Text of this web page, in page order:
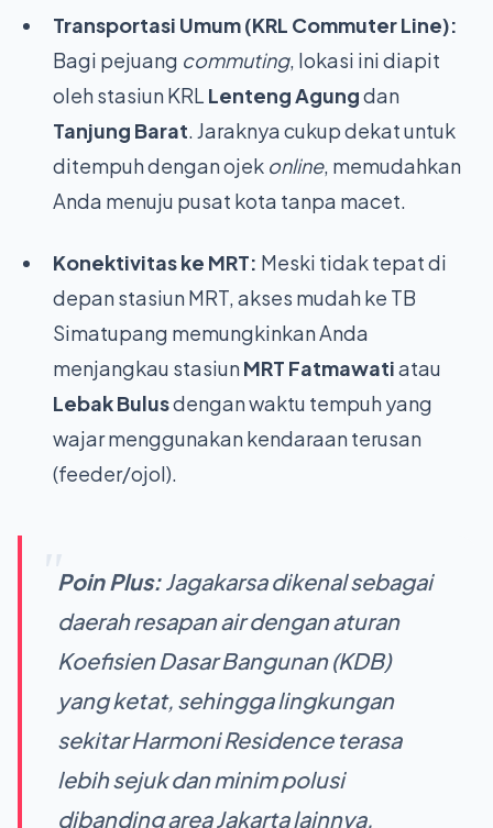
Transportasi Umum (KRL Commuter Line):
Bagi pejuang commuting, lokasi ini diapit
oleh stasiun KRL Lenteng Agungdan
Tanjung Barat. Jaraknya cukup dekat untuk
ditempuh dengan ojek online, memudahkan
Anda menuju pusat kota tanpa macet.
Konektivitas ke MRT: Meski tidak tepat di
depan stasiun MRT, akses mudah ke TB
Simatupang memungkinkan Anda
menjangkau stasiunMRT Fatmawatiatau
Lebak Bulusdengan waktu tempuh yang
wajar menggunakan kendaraan terusan
(feeder/ojol).
Poin Plus:Jagakarsa dikenal sebagai
daerah resapan air dengan aturan
Koefisien Dasar Bangunan (KDB)
yang ketat, sehingga lingkungan
sekitar Harmoni Residence terasa
lebih sejuk dan minim polusi
dibanding area Jakarta lainnya.